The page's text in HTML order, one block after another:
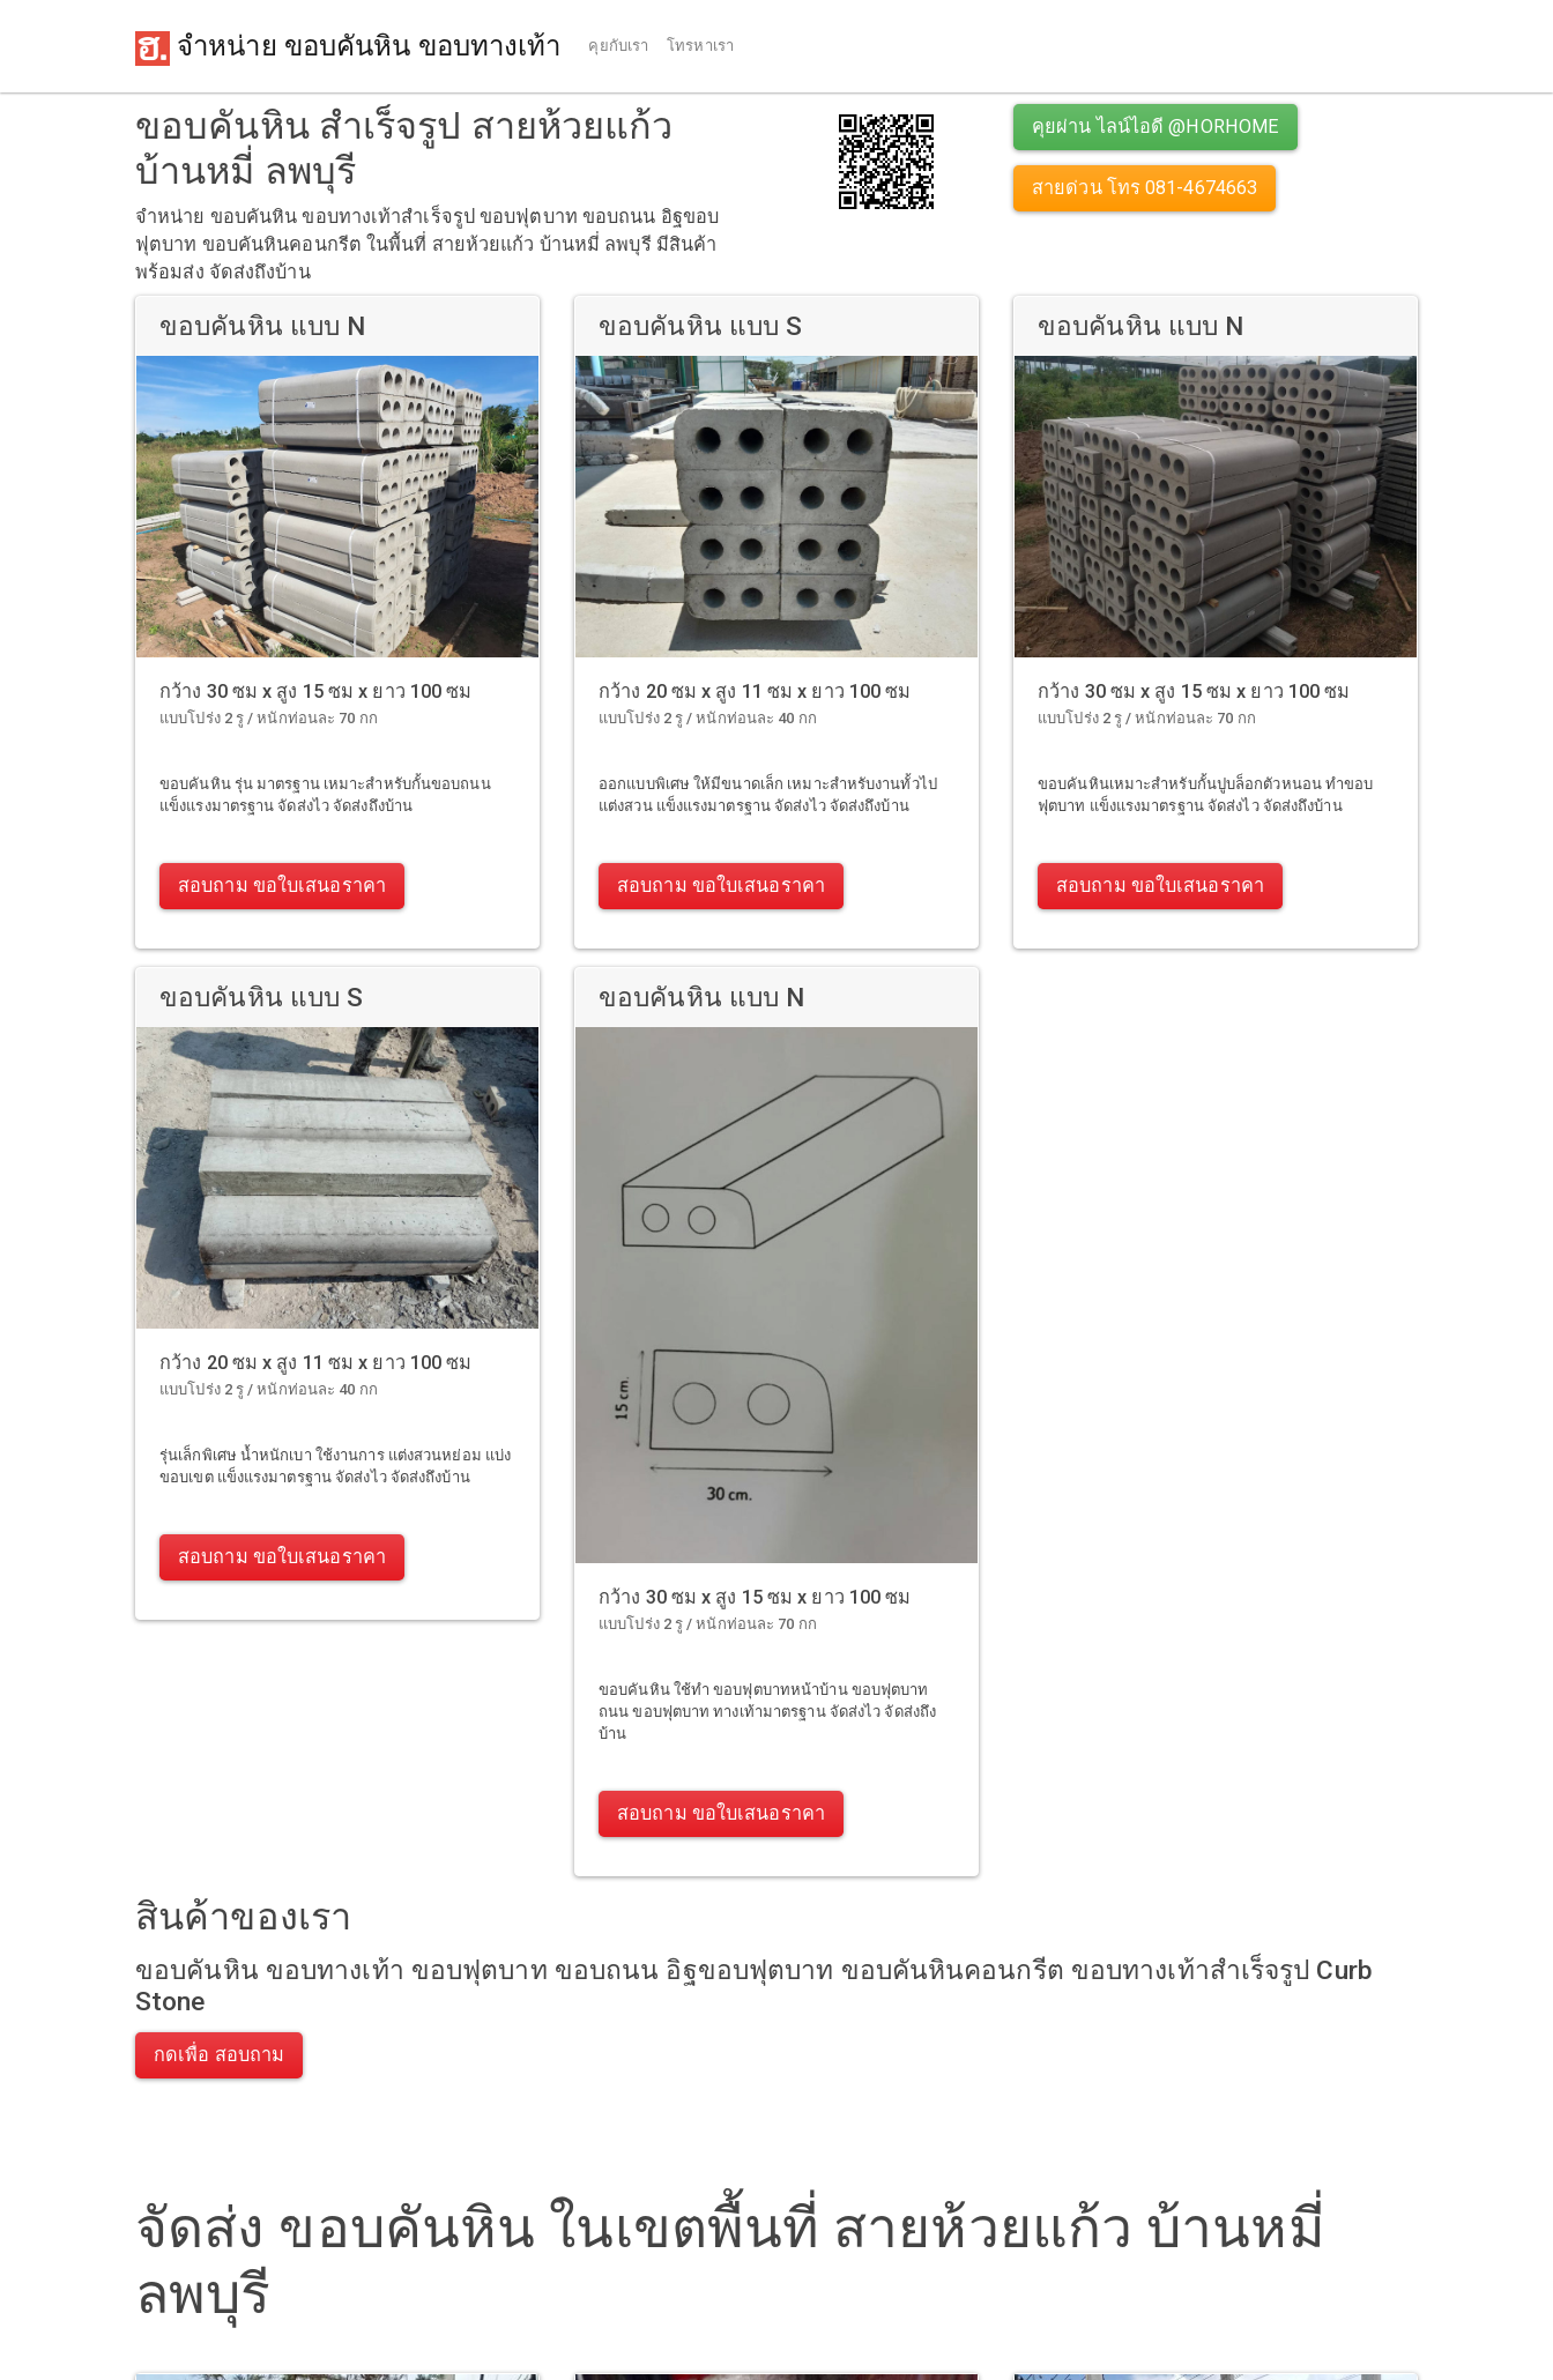
จำหน่าย ขอบคันหิน ขอบทางเท้า คุยกับเรา โทรหาเรา
ขอบคันหิน สำเร็จรูป สายห้วยแก้ว
บ้านหมี่ ลพบุรี
จำหน่าย ขอบคันหิน ขอบทางเท้าสำเร็จรูป ขอบฟุตบาท ขอบถนน อิฐขอบ
ฟุตบาท ขอบคันหินคอนกรีต ในพื้นที่ สายห้วยแก้ว บ้านหมี่ ลพบุรี มีสินค้า
พร้อมส่ง จัดส่งถึงบ้าน
คุยผ่าน ไลน์ไอดี @HORHOME
สายด่วน โทร 081-4674663
ขอบคันหิน แบบ N
กว้าง 30 ซม x สูง 15 ซม x ยาว 100 ซม
แบบโปร่ง 2 รู / หนักท่อนละ 70 กก
ขอบคันหิน รุ่น มาตรฐาน เหมาะสำหรับกั้นขอบถนน
แข็งแรงมาตรฐาน จัดส่งไว จัดส่งถึงบ้าน
สอบถาม ขอใบเสนอราคา
ขอบคันหิน แบบ S
กว้าง 20 ซม x สูง 11 ซม x ยาว 100 ซม
แบบโปร่ง 2 รู / หนักท่อนละ 40 กก
ออกแบบพิเศษ ให้มีขนาดเล็ก เหมาะสำหรับงานทั้วไป
แต่งสวน แข็งแรงมาตรฐาน จัดส่งไว จัดส่งถึงบ้าน
สอบถาม ขอใบเสนอราคา
ขอบคันหิน แบบ N
กว้าง 30 ซม x สูง 15 ซม x ยาว 100 ซม
แบบโปร่ง 2 รู / หนักท่อนละ 70 กก
ขอบคันหินเหมาะสำหรับกั้นปูบล็อกตัวหนอน ทำขอบ
ฟุตบาท แข็งแรงมาตรฐาน จัดส่งไว จัดส่งถึงบ้าน
สอบถาม ขอใบเสนอราคา
ขอบคันหิน แบบ S
กว้าง 20 ซม x สูง 11 ซม x ยาว 100 ซม
แบบโปร่ง 2 รู / หนักท่อนละ 40 กก
รุ่นเล็กพิเศษ น้ำหนักเบา ใช้งานการ แต่งสวนหย่อม แบ่ง
ขอบเขต แข็งแรงมาตรฐาน จัดส่งไว จัดส่งถึงบ้าน
สอบถาม ขอใบเสนอราคา
ขอบคันหิน แบบ N
กว้าง 30 ซม x สูง 15 ซม x ยาว 100 ซม
แบบโปร่ง 2 รู / หนักท่อนละ 70 กก
ขอบคันหิน ใช้ทำ ขอบฟุตบาทหน้าบ้าน ขอบฟุตบาท
ถนน ขอบฟุตบาท ทางเท้ามาตรฐาน จัดส่งไว จัดส่งถึง
บ้าน
สอบถาม ขอใบเสนอราคา
สินค้าของเรา
ขอบคันหิน ขอบทางเท้า ขอบฟุตบาท ขอบถนน อิฐขอบฟุตบาท ขอบคันหินคอนกรีต ขอบทางเท้าสำเร็จรูป Curb
Stone
กดเพื่อ สอบถาม
จัดส่ง ขอบคันหิน ในเขตพื้นที่ สายห้วยแก้ว บ้านหมี่
ลพบุรี